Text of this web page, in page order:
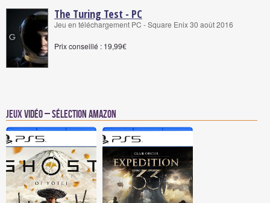
The Turing Test - PC
Jeu en téléchargement PC - Square Enix 30 août 2016
Prix conseillé : 19,99€
Jeux vidéo – Sélection Amazon